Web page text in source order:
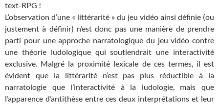
text-RPG !
L’observation d’une « littérarité » du jeu vidéo ainsi définie (ou
justement à définir) n’est donc pas une manière de prendre
parti pour une approche narratologique du jeu vidéo contre
une théorie ludologique qui soutiendrait une interactivité
exclusive. Malgré la proximité lexicale de ces termes, il est
évident que la littérarité n’est pas plus réductible à la
narratologie que l’interactivité à la ludologie, mais que
l’apparence d’antithèse entre ces deux interprétations et leur